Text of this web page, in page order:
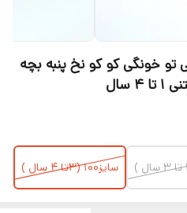
خونگی کو کو نخ پنبه بچه
سایز۱۰۰ (۳تا ۴ سال )